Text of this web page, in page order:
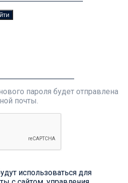
пароля будет отправлена
почты.
использоваться для